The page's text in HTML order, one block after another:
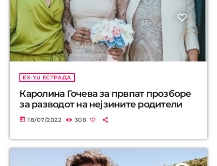
EX-YU ЕСТРАДА
Каролина Гочева за првпат прозборе
за разводот на нејзините родители
today 18/07/2022 308